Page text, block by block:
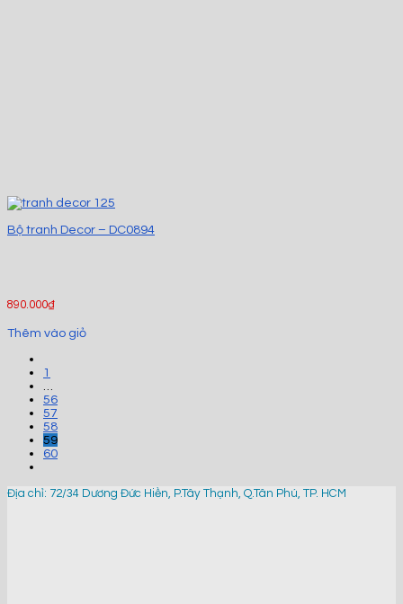
Bộ tranh Decor – DC0894
890.000₫
Thêm vào giỏ
1
56
57
58
59
60
Địa chỉ: 72/34 Dương Đức Hiền, P.Tây Thạnh, Q.Tân Phú, TP. HCM